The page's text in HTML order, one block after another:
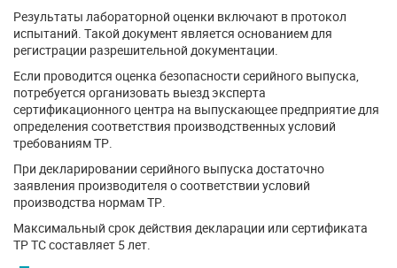
Результаты лабораторной оценки включают в протокол
испытаний. Такой документ является основанием для
регистрации разрешительной документации.
Если проводится оценка безопасности серийного выпуска,
потребуется организовать выезд эксперта
сертификационного центра на выпускающее предприятие для
определения соответствия производственных условий
требованиям ТР.
При декларировании серийного выпуска достаточно
заявления производителя о соответствии условий
производства нормам ТР.
Максимальный срок действия декларации или сертификата
ТР ТС составляет 5 лет.